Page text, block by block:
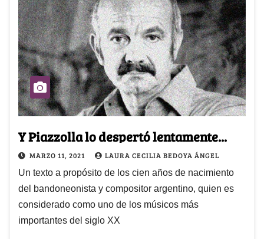
Y Piazzolla lo despertó lentamente...
MARZO 11, 2021 LAURA CECILIA BEDOYA ÁNGEL
Un texto a propósito de los cien años de nacimiento
del bandoneonista y compositor argentino, quien es
considerado como uno de los músicos más
importantes del siglo XX​​